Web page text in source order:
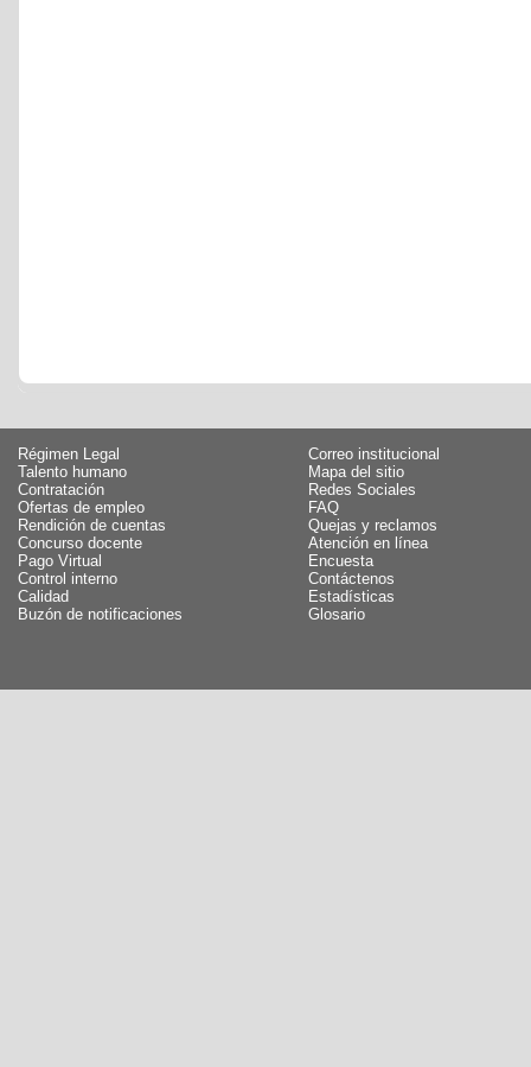
Régimen Legal
Talento humano
Contratación
Ofertas de empleo
Rendición de cuentas
Concurso docente
Pago Virtual
Control interno
Calidad
Buzón de notificaciones
Correo institucional
Mapa del sitio
Redes Sociales
FAQ
Quejas y reclamos
Atención en línea
Encuesta
Contáctenos
Estadísticas
Glosario